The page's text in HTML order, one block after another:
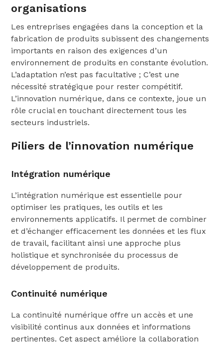
organisations
Les entreprises engagées dans la conception et la
fabrication de produits subissent des changements
importants en raison des exigences d’un
environnement de produits en constante évolution.
L’adaptation n’est pas facultative ; C’est une
nécessité stratégique pour rester compétitif.
L’innovation numérique, dans ce contexte, joue un
rôle crucial en touchant directement tous les
secteurs industriels.
Piliers de l’innovation numérique
Intégration numérique
L’intégration numérique est essentielle pour
optimiser les pratiques, les outils et les
environnements applicatifs. Il permet de combiner
et d’échanger efficacement les données et les flux
de travail, facilitant ainsi une approche plus
holistique et synchronisée du processus de
développement de produits.
Continuité numérique
La continuité numérique offre un accès et une
visibilité continus aux données et informations
pertinentes. Cet aspect améliore la collaboration